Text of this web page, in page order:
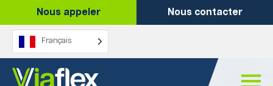
content
Nous appeler Nous contacter
Français